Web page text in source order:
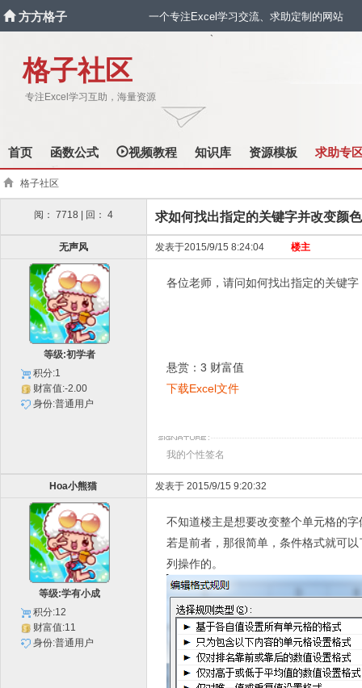
方方格子 一个专注Excel学习交流、求助定制的网站
格子社区
专注Excel学习互助，海量资源
`
首页 函数公式 视频教程 知识库 资源模板 求助专
格子社区
阅： 7718 | 回： 4 求如何找出指定的关键字并改变颜色
无声风 发表于2015/9/15 8:24:04 楼主
等级:初学者
积分:1
财富值:-2.00
身份:普通用户
各位老师，请问如何找出指定的关键
悬赏：3 财富值
下载Excel文件
我的个性签名
Hoa小熊猫 发表于 2015/9/15 9:20:32
等级:学有小成
积分:12
财富值:11
身份:普通用户
不知道楼主是想要改变整个单元格的
若是前者，那很简单，条件格式就可
列操作的。